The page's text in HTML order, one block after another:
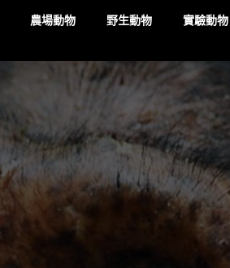
農場動物 野生動物 實驗動物